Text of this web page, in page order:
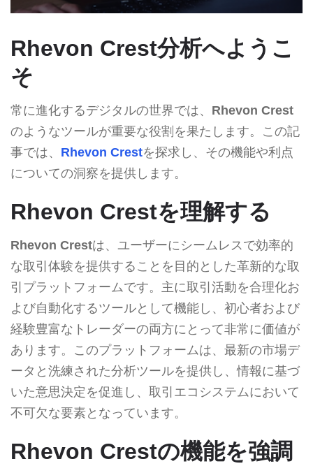
Rhevon Crest分析へようこ
そ
常に進化するデジタルの世界では、 Rhevon Crest
のようなツールが重要な役割を果たします。この記
事では、 Rhevon Crestを探求し、その機能や利点
についての洞察を提供します。
Rhevon Crestを理解する
Rhevon Crestは、ユーザーにシームレスで効率的
な取引体験を提供することを目的とした革新的な取
引プラットフォームです。主に取引活動を合理化お
よび自動化するツールとして機能し、初心者および
経験豊富なトレーダーの両方にとって非常に価値が
あります。このプラットフォームは、最新の市場デ
ータと洗練された分析ツールを提供し、情報に基づ
いた意思決定を促進し、取引エコシステムにおいて
不可欠な要素となっています。
Rhevon Crestの機能を強調